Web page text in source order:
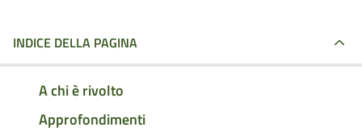
INDICE DELLA PAGINA
A chi è rivolto
Approfondimenti